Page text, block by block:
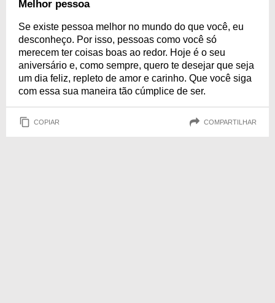
Melhor pessoa
Se existe pessoa melhor no mundo do que você, eu
desconheço. Por isso, pessoas como você só
merecem ter coisas boas ao redor. Hoje é o seu
aniversário e, como sempre, quero te desejar que seja
um dia feliz, repleto de amor e carinho. Que você siga
com essa sua maneira tão cúmplice de ser.
COPIAR COMPARTILHAR